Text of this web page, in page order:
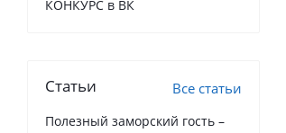
КОНКУРС в ВК
Статьи Все статьи
Полезный заморский гость –